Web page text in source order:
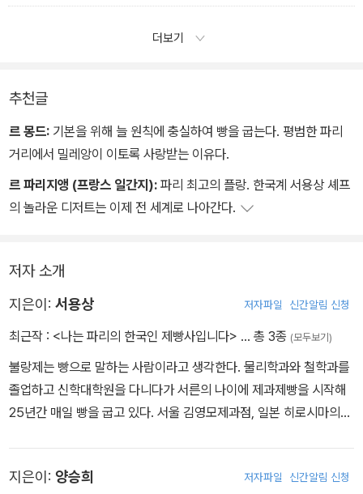
더보기
추천글
르 몽드: 기본을 위해 늘 원칙에 충실하여 빵을 굽는다. 평범한 파리
거리에서 밀레앙이 이토록 사랑받는 이유다.
르 파리지앵 (프랑스 일간지): 파리 최고의 플랑. 한국계 서용상 셰프
의 놀라운 디저트는 이제 전 세계로 나아간다.
저자 소개
지은이: 서용상 저자파일 신간알림 신청
최근작 : <나는 파리의 한국인 제빵사입니다> … 총 3종 (모두보기)
불랑제는 빵으로 말하는 사람이라고 생각한다. 물리학과와 철학과를
졸업하고 신학대학원을 다니다가 서른의 나이에 제과제빵을 시작해
25년간 매일 빵을 굽고 있다. 서울 김영모제과점, 일본 히로시마의
파예트점을 오픈했으며 2013년 파리 전통 바게트 대회에서 8위로
지은이: 양승희 저자파일 신간알림 신청